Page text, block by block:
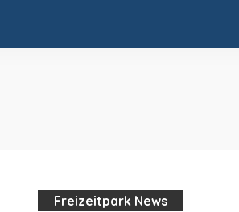
Freizeitpark News